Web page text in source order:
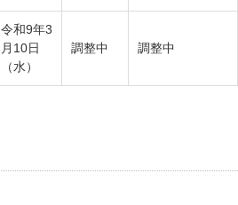
令和9年3
月10日
（水）
調整中 調整中